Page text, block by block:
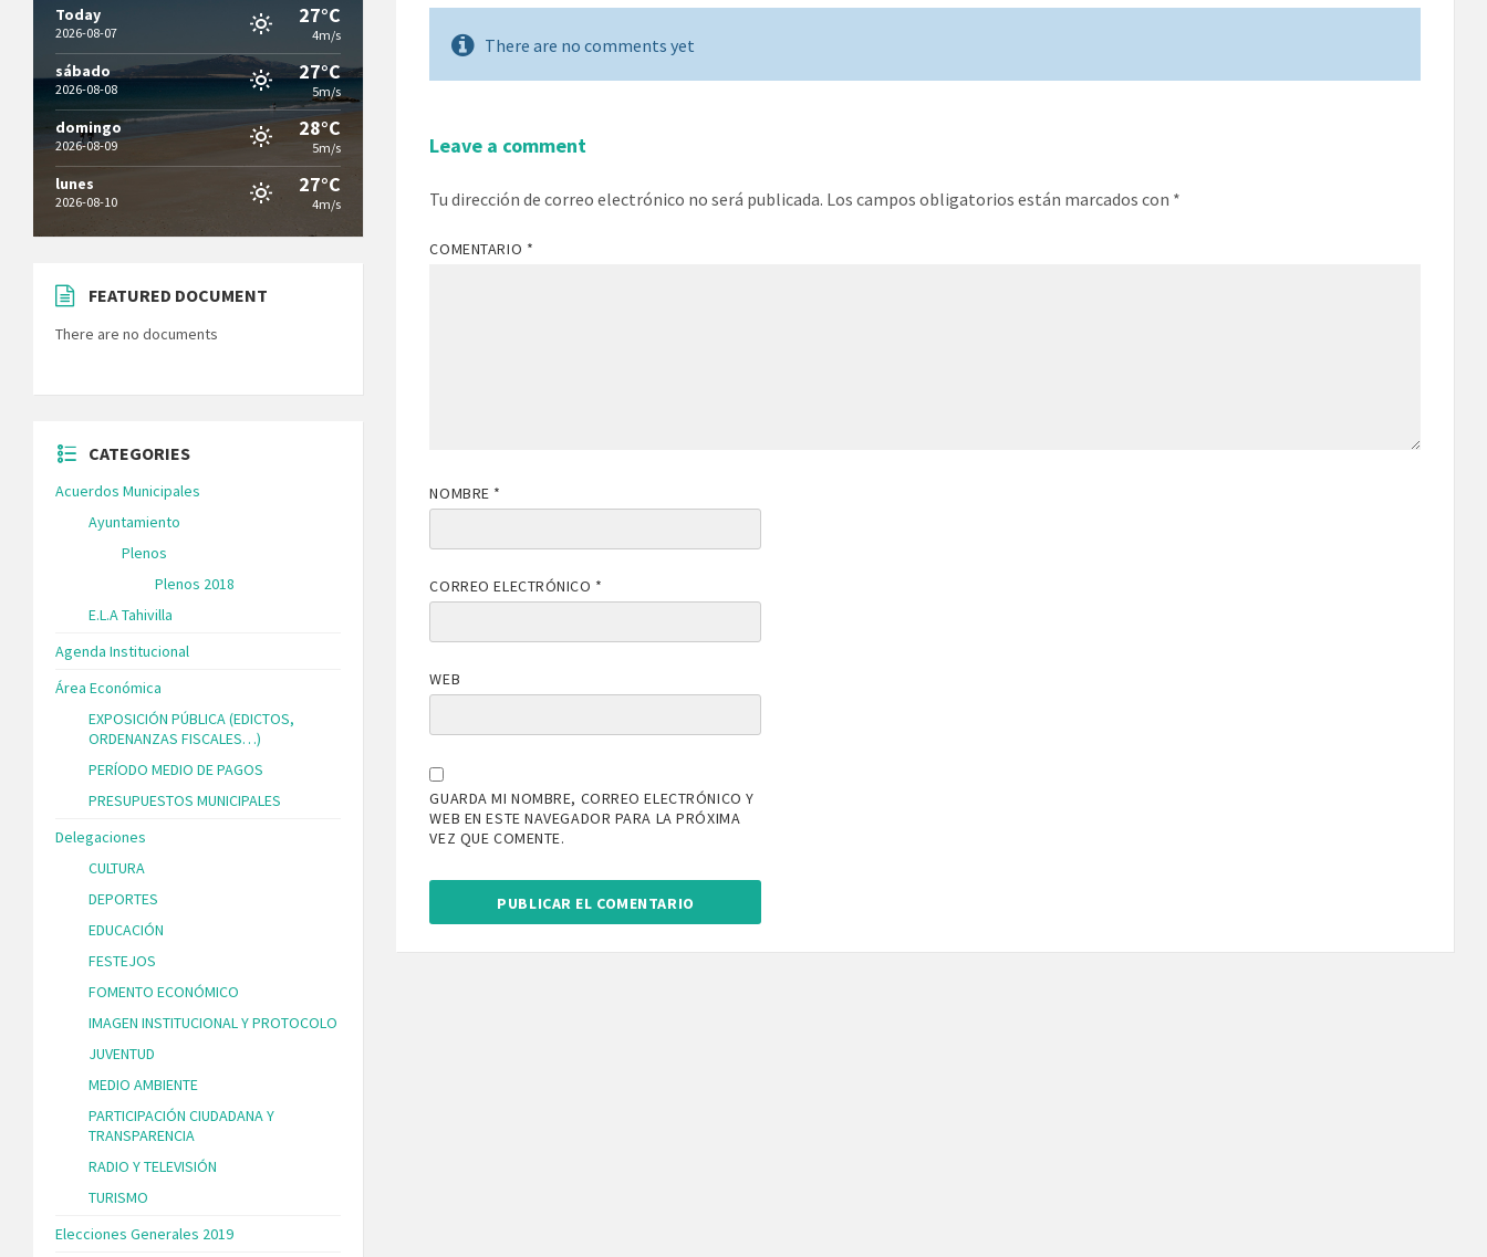
There are no comments yet
Leave a comment
Tu dirección de correo electrónico no será publicada. Los campos obligatorios están marcados con *
COMENTARIO *
NOMBRE *
CORREO ELECTRÓNICO *
WEB
GUARDA MI NOMBRE, CORREO ELECTRÓNICO Y
WEB EN ESTE NAVEGADOR PARA LA PRÓXIMA
VEZ QUE COMENTE.
Today
2026-08-07
27°C
4m/s
sábado
2026-08-08
27°C
5m/s
domingo
2026-08-09
28°C
5m/s
lunes
2026-08-10
27°C
4m/s
FEATURED DOCUMENT
There are no documents
CATEGORIES
Acuerdos Municipales
Ayuntamiento
Plenos
Plenos 2018
E.L.A Tahivilla
Agenda Institucional
Área Económica
EXPOSICIÓN PÚBLICA (EDICTOS,
ORDENANZAS FISCALES…)
PERÍODO MEDIO DE PAGOS
PRESUPUESTOS MUNICIPALES
Delegaciones
CULTURA
DEPORTES
EDUCACIÓN
FESTEJOS
FOMENTO ECONÓMICO
IMAGEN INSTITUCIONAL Y PROTOCOLO
JUVENTUD
MEDIO AMBIENTE
PARTICIPACIÓN CIUDADANA Y
TRANSPARENCIA
RADIO Y TELEVISIÓN
TURISMO
Elecciones Generales 2019